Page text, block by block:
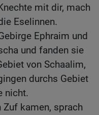
mit dir, mach
Eselinnen.
Ephraim und
und fanden sie
von Schaalim,
durchs Gebiet
nicht.
kamen, sprach